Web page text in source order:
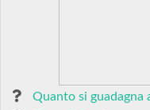
Quanto si guadagna